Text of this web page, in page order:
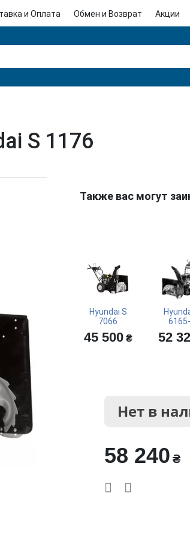
и Оплата Обмен и Возврат Акции
S 1176
Также вас могут
Hyundai S
7066
45 500₴ 52
Нет в
58 240₴